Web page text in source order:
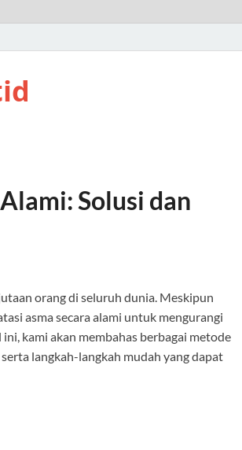
Solusi dan
orang di seluruh dunia. Meskipun
asma secara alami untuk mengurangi
kami akan membahas berbagai metode
langkah-langkah mudah yang dapat